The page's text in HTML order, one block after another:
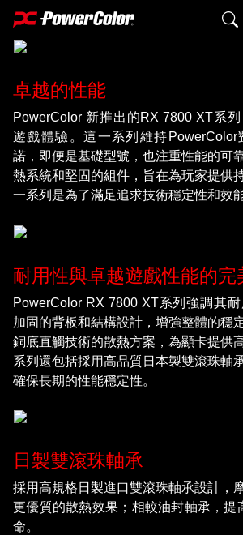
加入比較 Menu
卓越的性能
PowerColor 新推出的RX 7800 XT系
遊戲體驗。這一系列維持PowerColor
諾，即便是基礎型號，也注重性能的可
熱系統和堅固的組件，旨在為玩家提供
一系列是為了滿足追求技術穩定性和效
耐用性與卓越遊戲性能的完
PowerColor RX 7800 XT系列強調其
加固的背板和結構設計，增強整體的穩
銅底直觸技術的散熱方案，為顯卡提供
系列還包括採用高品質日本製雙滾珠軸
確保長期的性能穩定性。
日製雙滾珠軸承
採用高規格日製進口雙滾珠軸承設計，
更優質的散熱效果；相較油封軸承，提
命。